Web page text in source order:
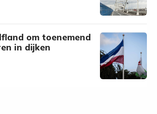
om toenemend
in dijken